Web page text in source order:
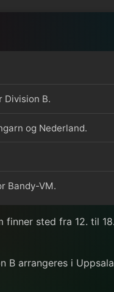
Division B.
og Nederland.
Bandy-VM.
sted fra 12. til
arrangeres i